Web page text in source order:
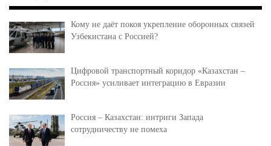
Кому не даёт покоя укрепление оборонных связей
Узбекистана с Россией?
Цифровой транспортный коридор «Казахстан –
Россия» усиливает интеграцию в Евразии
Россия – Казахстан: интриги Запада
сотрудничеству не помеха